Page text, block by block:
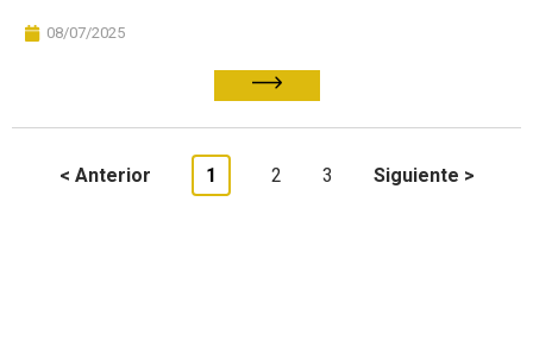
08/07/2025
Anterior 1 2 3 Siguiente